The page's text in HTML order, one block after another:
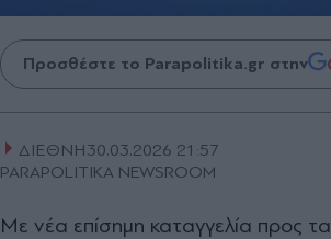
Προσθέστε το Parapolitika.gr στην
ΔΙΕΘΝΗ30.03.2026 21:57
PARAPOLITIKA NEWSROOM
Με νέα επίσημη καταγγελία προς τα